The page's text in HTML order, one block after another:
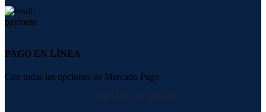
PAGO EN LÍNEA
Con todas las opciones de Mercado Pago
FORMAS DE PAGO